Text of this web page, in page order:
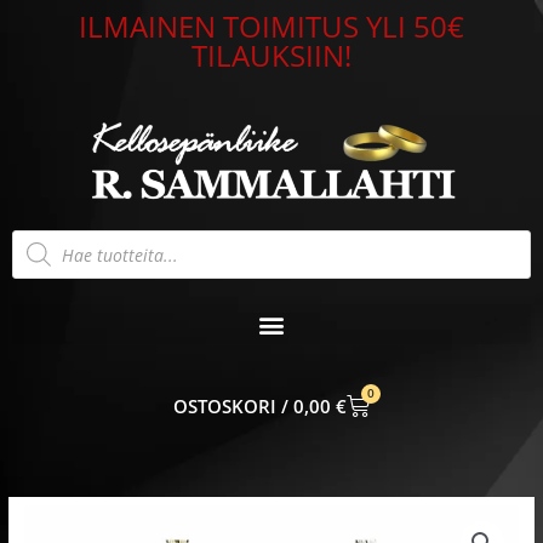
ILMAINEN TOIMITUS YLI 50€
TILAUKSIIN!
Products
search
0,00 €
0
CART